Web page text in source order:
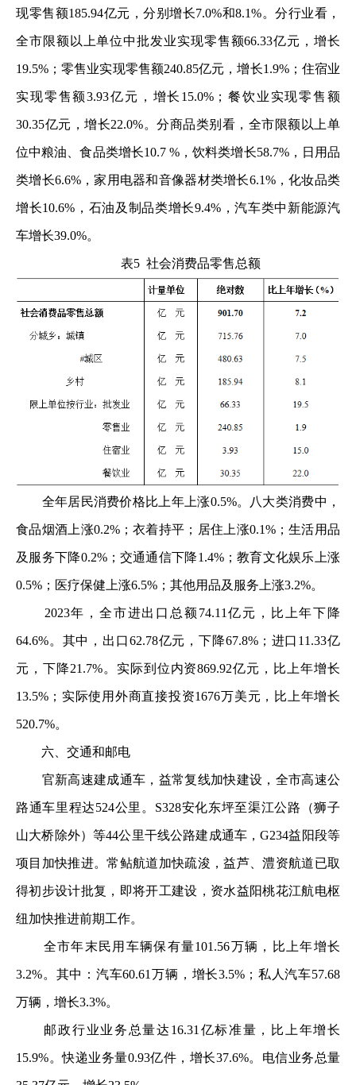
现零售额185.94亿元，分别增长7.0%和8.1%。分行业看，
全市限额以上单位中批发业实现零售额66.33亿元，增长
19.5%；零售业实现零售额240.85亿元，增长1.9%；住宿业
实现零售额3.93亿元，增长15.0%；餐饮业实现零售额
30.35亿元，增长22.0%。分商品类别看，全市限额以上单
位中粮油、食品类增长10.7 %，饮料类增长58.7%，日用品
类增长6.6%，家用电器和音像器材类增长6.1%，化妆品类
增长10.6%，石油及制品类增长9.4%，汽车类中新能源汽
车增长39.0%。
表5 社会消费品零售总额
全年居民消费价格比上年上涨0.5%。八大类消费中，
食品烟酒上涨0.2%；衣着持平；居住上涨0.1%；生活用品
及服务下降0.2%；交通通信下降1.4%；教育文化娱乐上涨
0.5%；医疗保健上涨6.5%；其他用品及服务上涨3.2%。
2023年，全市进出口总额74.11亿元，比上年下降
64.6%。其中，出口62.78亿元，下降67.8%；进口11.33亿
元，下降21.7%。实际到位内资869.92亿元，比上年增长
13.5%；实际使用外商直接投资1676万美元，比上年增长
520.7%。
六、交通和邮电
官新高速建成通车，益常复线加快建设，全市高速公
路通车里程达524公里。S328安化东坪至渠江公路（狮子
山大桥除外）等44公里干线公路建成通车，G234益阳段等
项目加快推进。常鲇航道加快疏浚，益芦、澧资航道已取
得初步设计批复，即将开工建设，资水益阳桃花江航电枢
纽加快推进前期工作。
全市年末民用车辆保有量101.56万辆，比上年增长
3.2%。其中：汽车60.61万辆，增长3.5%；私人汽车57.68
万辆，增长3.3%。
邮政行业业务总量达16.31亿标准量，比上年增长
15.9%。快递业务量0.93亿件，增长37.6%。电信业务总量